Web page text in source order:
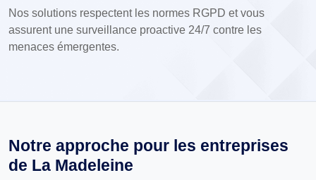
Nos solutions respectent les normes RGPD et vous
assurent une surveillance proactive 24/7 contre les
menaces émergentes.
Notre approche pour les entreprises
de La Madeleine